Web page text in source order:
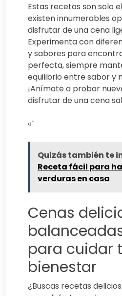
Estas recetas son solo
existen innumerables
disfrutar de una cena
Experimenta con
y sabores para
perfecta, siempre
equilibrio entre sabor y
¡Anímate a probar
disfrutar de una cena
«`
Quizás también te
Receta fácil para
verduras en casa
Cenas
para cuidar
bienestar
¿Buscas recetas